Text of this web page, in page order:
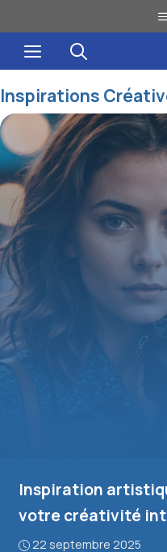
au
contenuMenu
Inspirations
Inspiration
votre créativité
22 septembre 2025